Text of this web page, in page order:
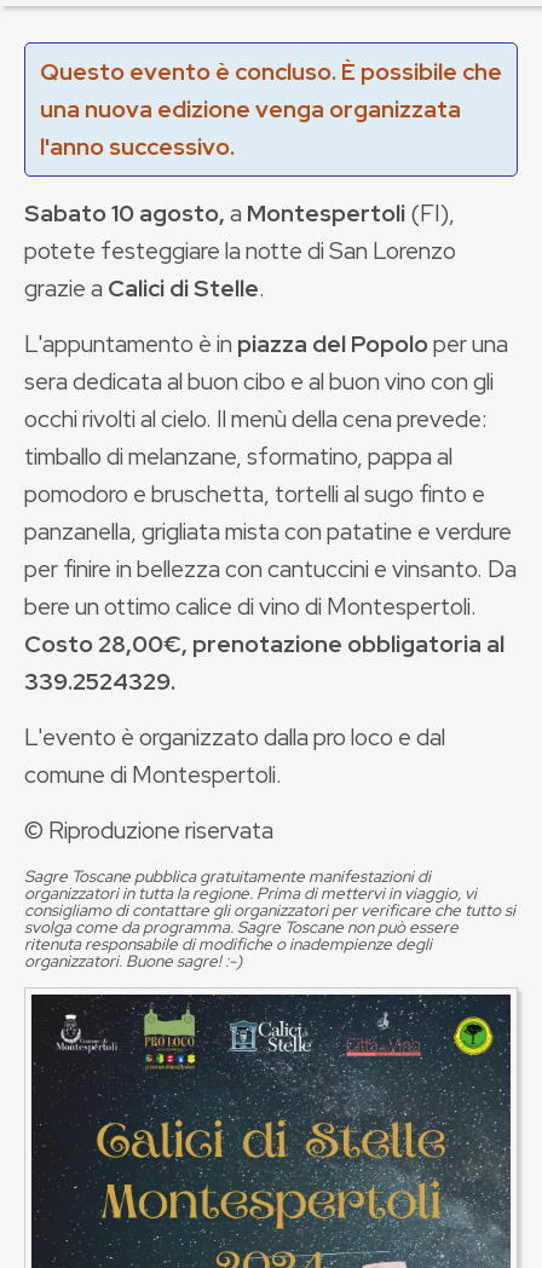
Questo evento è concluso. È possibile che
una nuova edizione venga organizzata
l'anno successivo.
Sabato 10 agosto,a Montespertoli(FI),
potete festeggiare la notte di San Lorenzo
grazie a Calici di Stelle.
L'appuntamento è in piazza del Popoloper una
sera dedicata al buon cibo e al buon vino con gli
occhi rivolti al cielo. Il menù della cena prevede:
timballo di melanzane, sformatino, pappa al
pomodoro e bruschetta, tortelli al sugo finto e
panzanella, grigliata mista con patatine e verdure
per finire in bellezza con cantuccini e vinsanto. Da
bere un ottimo calice di vino di Montespertoli.
Costo 28,00€, prenotazione obbligatoria al
339.2524329.
L'evento è organizzato dalla pro loco e dal
comune di Montespertoli.
© Riproduzione riservata
Sagre Toscane pubblica gratuitamente manifestazioni di
organizzatori in tutta la regione. Prima di mettervi in viaggio, vi
consigliamo di contattare gli organizzatori per verificare che tutto si
svolga come da programma. Sagre Toscane non può essere
ritenuta responsabile di modifiche o inadempienze degli
organizzatori. Buone sagre! :-)